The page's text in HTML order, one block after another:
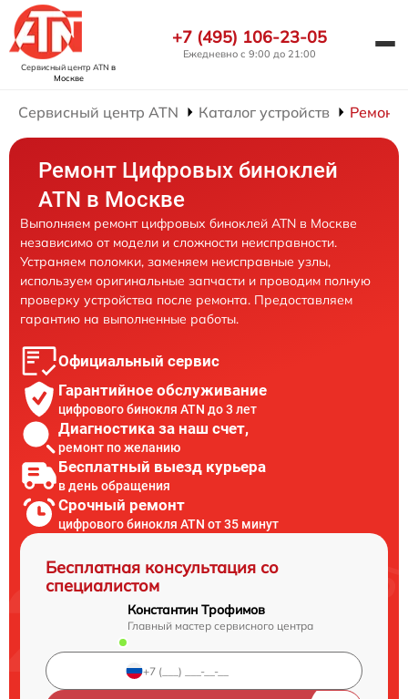
Сервисный центр ATN в
Москве
+7 (495) 106-23-05
Ежедневно с 9:00 до 21:00
Сервисный центр ATN Каталог устройств Ремонт
Ремонт Цифровых биноклей
ATN в Москве
Выполняем ремонт цифровых биноклей ATN в Москве
независимо от модели и сложности неисправности.
Устраняем поломки, заменяем неисправные узлы,
используем оригинальные запчасти и проводим полную
проверку устройства после ремонта. Предоставляем
гарантию на выполненные работы.
Официальный сервис
Гарантийное обслуживание
цифрового бинокля ATN до 3 лет
Диагностика за наш счет,
ремонт по желанию
Бесплатный выезд курьера
в день обращения
Срочный ремонт
цифрового бинокля ATN от 35 минут
Бесплатная консультация со
специалистом
Константин Трофимов
Главный мастер сервисного центра